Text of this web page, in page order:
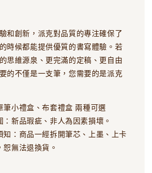
和創新，派克對品質的專注確保了
時候都能提供優質的書寫體驗。若
思維源泉、更完滿的定稿、更自由
的不僅是一支筆，您需要的是派克
筆小禮盒、布套禮盒 兩種可選
：新品瑕疵、非人為因素損壞。
知：商品一經拆開筆芯、上墨、上卡
恕無法退換貨。